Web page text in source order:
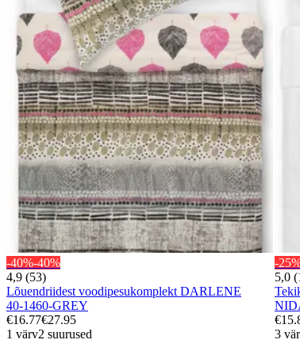
-40%-40%
4,9 (53)
Lõuendriidest voodipesukomplekt DARLENE
40-1460-GREY
€16.77€27.95
1 värv2 suurused
-
5,0
3